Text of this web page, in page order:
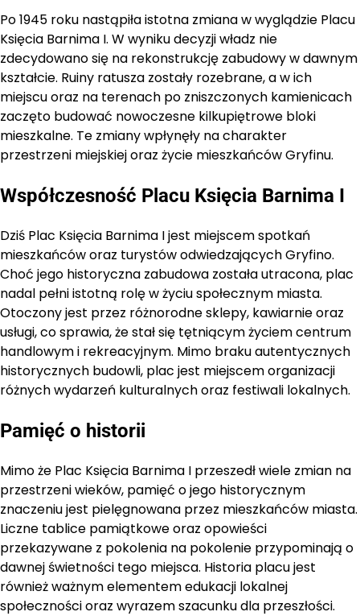
Po 1945 roku nastąpiła istotna zmiana w wyglądzie Placu
Księcia Barnima I. W wyniku decyzji władz nie
zdecydowano się na rekonstrukcję zabudowy w dawnym
kształcie. Ruiny ratusza zostały rozebrane, a w ich
miejscu oraz na terenach po zniszczonych kamienicach
zaczęto budować nowoczesne kilkupiętrowe bloki
mieszkalne. Te zmiany wpłynęły na charakter
przestrzeni miejskiej oraz życie mieszkańców Gryfinu.
Współczesność Placu Księcia Barnima I
Dziś Plac Księcia Barnima I jest miejscem spotkań
mieszkańców oraz turystów odwiedzających Gryfino.
Choć jego historyczna zabudowa została utracona, plac
nadal pełni istotną rolę w życiu społecznym miasta.
Otoczony jest przez różnorodne sklepy, kawiarnie oraz
usługi, co sprawia, że stał się tętniącym życiem centrum
handlowym i rekreacyjnym. Mimo braku autentycznych
historycznych budowli, plac jest miejscem organizacji
różnych wydarzeń kulturalnych oraz festiwali lokalnych.
Pamięć o historii
Mimo że Plac Księcia Barnima I przeszedł wiele zmian na
przestrzeni wieków, pamięć o jego historycznym
znaczeniu jest pielęgnowana przez mieszkańców miasta.
Liczne tablice pamiątkowe oraz opowieści
przekazywane z pokolenia na pokolenie przypominają o
dawnej świetności tego miejsca. Historia placu jest
również ważnym elementem edukacji lokalnej
społeczności oraz wyrazem szacunku dla przeszłości.